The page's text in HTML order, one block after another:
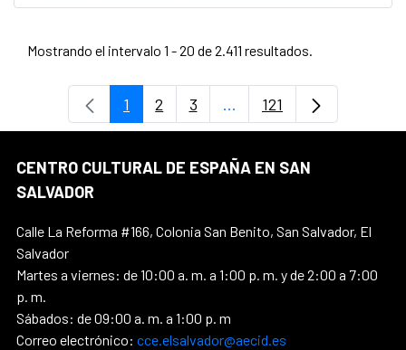
Mostrando el intervalo 1 - 20 de 2.411 resultados.
Página
1 Página
2 Página
3 ...Páginas intermedias Use
Página
121
CENTRO CULTURAL DE ESPAÑA EN SAN
SALVADOR
Calle La Reforma #166, Colonia San Benito, San Salvador, El
Salvador
Martes a viernes: de 10:00 a. m. a 1:00 p. m. y de 2:00 a 7:00
p. m.
Sábados: de 09:00 a. m. a 1:00 p. m
Correo electrónico: cce.elsalvador@aecid.es